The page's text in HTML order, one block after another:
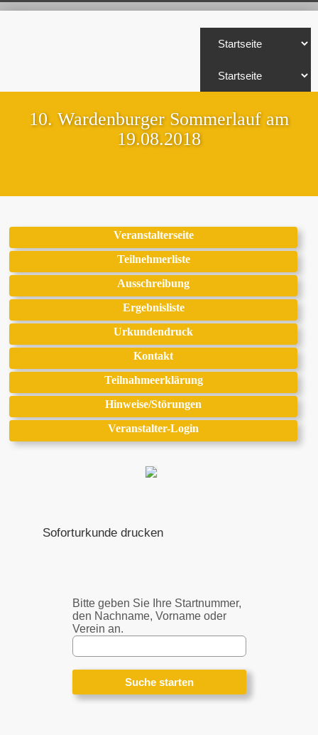
10. Wardenburger Sommerlauf am
19.08.2018
Veranstalterseite
Teilnehmerliste
Ausschreibung
Ergebnisliste
Urkundendruck
Kontakt
Teilnahmeerklärung
Hinweise/Störungen
Veranstalter-Login
Soforturkunde drucken
Bitte geben Sie Ihre Startnummer,
den Nachname, Vorname oder
Verein an.